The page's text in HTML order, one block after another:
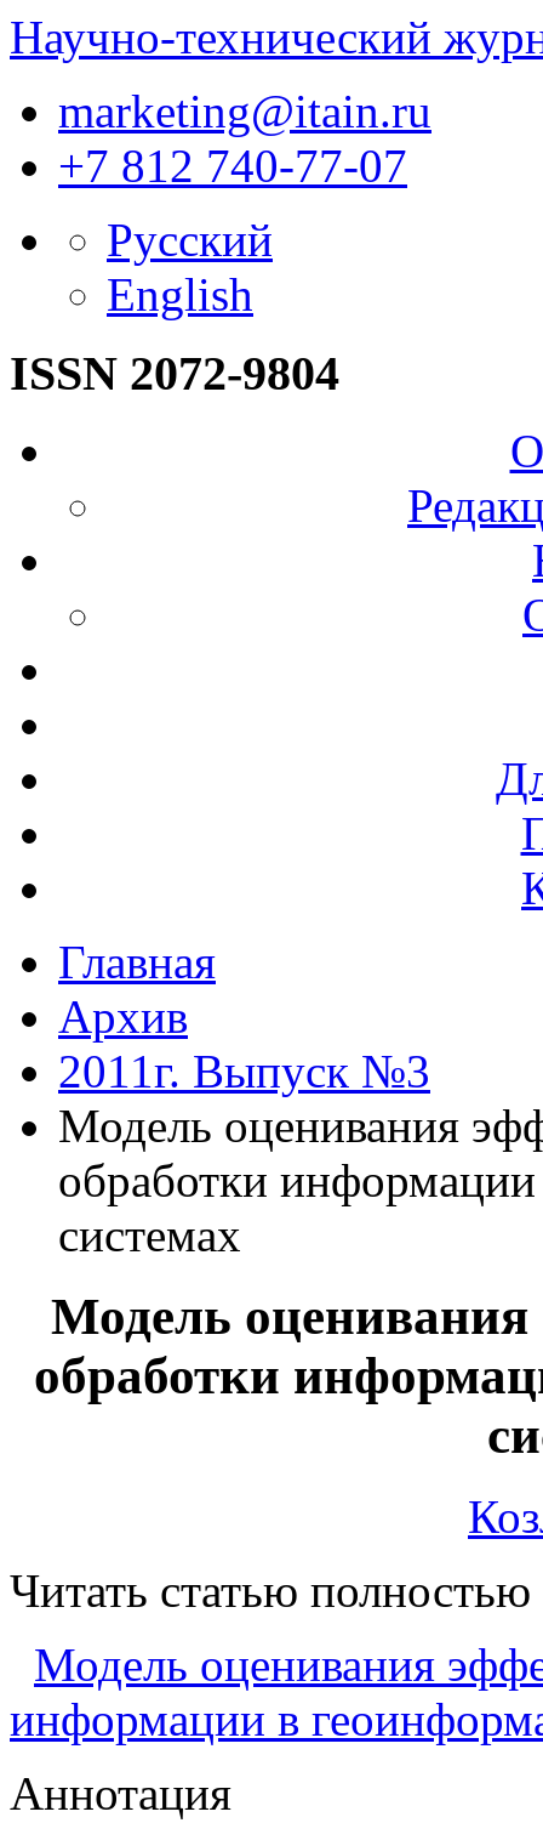
Научно-технический
marketing@itain.ru
+7 812 740-77-07
Русский
English
ISSN 2072-9804
Главная
Архив
2011г. Выпуск №3
Модель оценивания
обработки
системах
Модель оценивания
обработки
Читать статью полностью
Модель оценивания
информации в
Аннотация